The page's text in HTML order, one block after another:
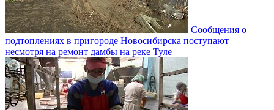
Сообщения о
подтоплениях в пригороде Новосибирска поступают
несмотря на ремонт дамбы на реке Туле